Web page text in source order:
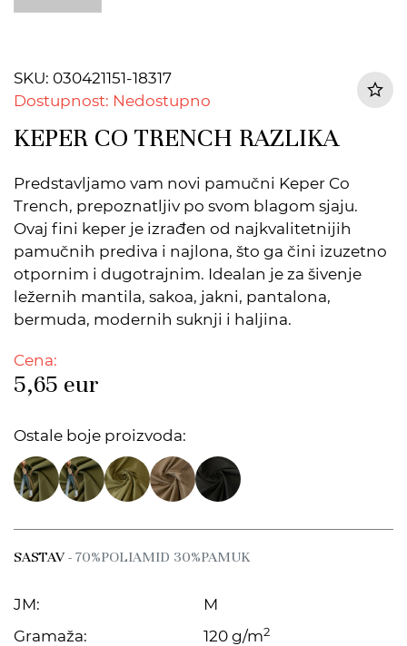
SKU: 030421151-18317
Dostupnost: Nedostupno
KEPER CO TRENCH RAZLIKA
Predstavljamo vam novi pamučni Keper Co
Trench, prepoznatljiv po svom blagom sjaju.
Ovaj fini keper je izrađen od najkvalitetnijih
pamučnih prediva i najlona, što ga čini izuzetno
otpornim i dugotrajnim. Idealan je za šivenje
ležernih mantila, sakoa, jakni, pantalona,
bermuda, modernih suknji i haljina.
Cena:
5,65 eur
Ostale boje proizvoda:
SASTAV- 70%POLIAMID 30%PAMUK
JM:
M
Gramaža:
120 g/m2